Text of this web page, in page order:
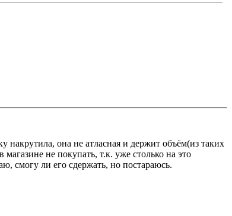
накрутила, она не атласная и держит объём(из таких
не покупать, т.к. уже столько на это
смогу ли его сдержать, но постараюсь.